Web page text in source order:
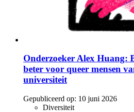
Onderzoeker Alex Huang:
beter voor queer mensen
universiteit
Gepubliceerd op: 10 juni 2026
Diversiteit